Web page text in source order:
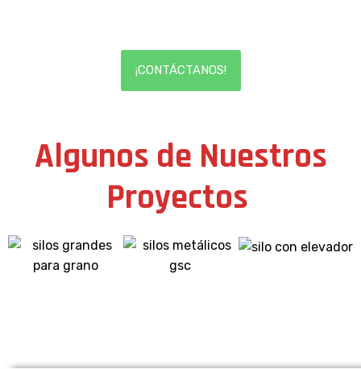
¡CONTÁCTANOS!
Algunos de Nuestros
Proyectos